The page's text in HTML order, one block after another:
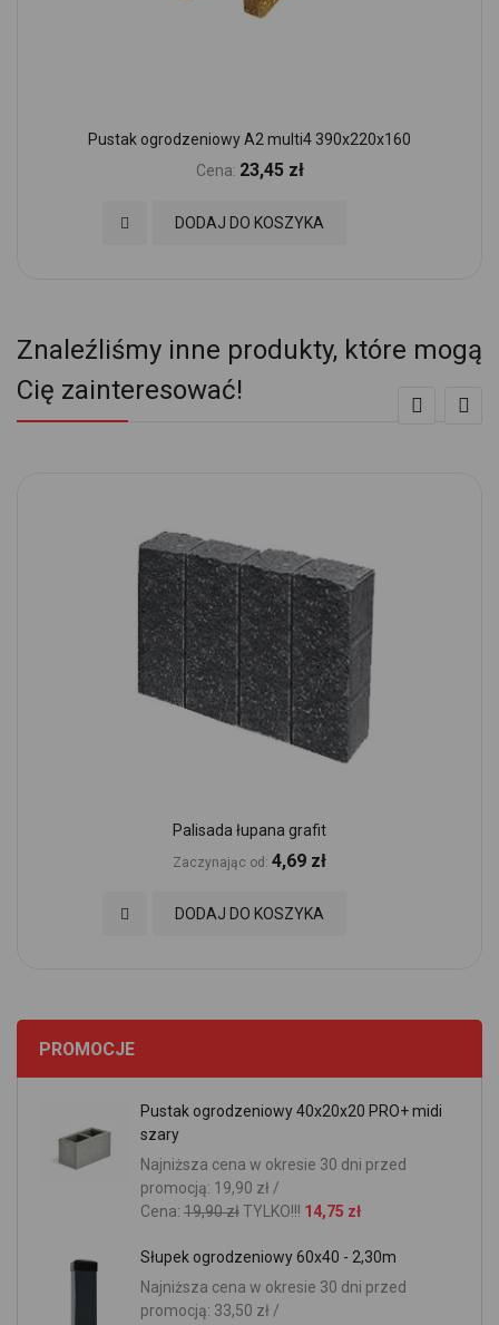
Pustak ogrodzeniowy A2 multi4 390x220x160
Cena: 23,45 zł
DODAJ DO KOSZYKA
Dodaj do Ulubionych
Znaleźliśmy inne produkty, które mogą
Cię zainteresować!
Palisada łupana grafit
Zaczynając od 4,69 zł
DODAJ DO KOSZYKA
Dodaj do Ulubionych
PROMOCJE
Pustak ogrodzeniowy 40x20x20 PRO+ midi
szary
Najniższa cena w okresie 30 dni przed
promocją: 19,90 zł /
Cena: 19,90 złTYLKO!!! 14,75 zł
Słupek ogrodzeniowy 60x40 - 2,30m
Najniższa cena w okresie 30 dni przed
promocją: 33,50 zł /